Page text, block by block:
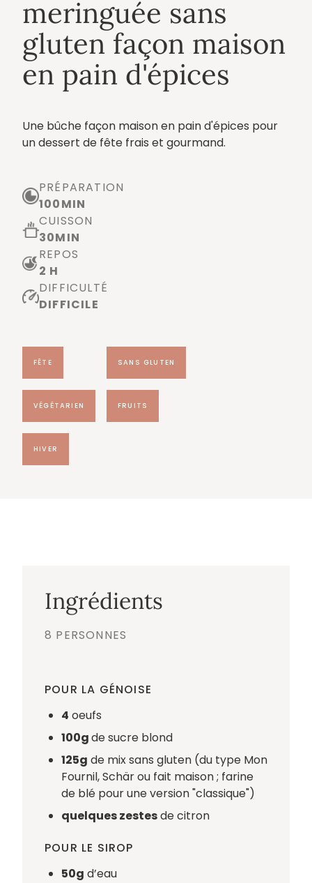
meringuée sans
gluten façon maison
en pain d'épices
Une bûche façon maison en pain d'épices pour
un dessert de fête frais et gourmand.
PRÉPARATION
100MIN
CUISSON
30MIN
REPOS
2 H
DIFFICULTÉ
DIFFICILE
FÊTE SANS GLUTEN
VÉGÉTARIEN FRUITS
HIVER
Ingrédients
8 PERSONNES
POUR LA GÉNOISE
4 oeufs
100gde sucre blond
125g de mix sans gluten (du type Mon
Fournil, Schär ou fait maison ; farine
de blé pour une version "classique")
quelques zestesde citron
POUR LE SIROP
50g d’eau